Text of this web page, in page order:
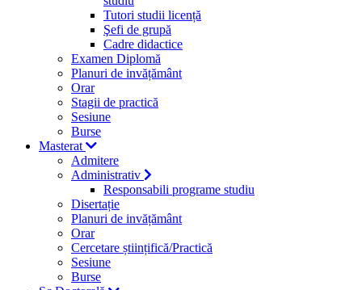
Tutori studii licență
Şefi de grupă
Cadre didactice
Examen Diplomă
Planuri de invățământ
Orar
Stagii de practică
Sesiune
Burse
Masterat
Admitere
Administrativ
Responsabili programe studiu
Disertație
Planuri de invățământ
Orar
Cercetare științifică/Practică
Sesiune
Burse